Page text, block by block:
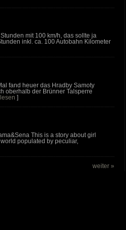
mit 100 km/h, das sollte ja
inkl. ca. 100 Autobahn Kilometer
fand heuer das Hradby Samoty
oberhalb der Brünner Talsperre
]
This is a story about girl
populated by peculiar,
weiter »